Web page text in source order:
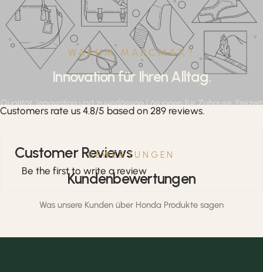
WARUM MARCMAX?
Innovation für Ihren Alltag.
Qualität, Innovation und zuverlässige Lösungen für Zuhause, Freizeit
und professionelle Anwendungen.
BEWERTUNGEN
Kundenbewertungen
Was unsere Kunden über Honda Produkte sagen
Customers rate us 4.8/5 based on 289 reviews.
Customer Reviews
Be the first to write a review